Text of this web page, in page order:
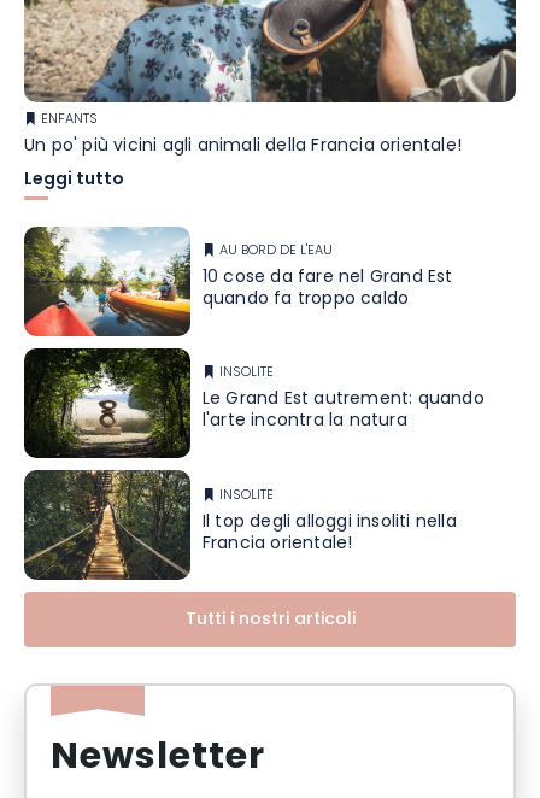
ENFANTS
Un po' più vicini agli animali della Francia orientale!
Leggi tutto
AU BORD DE L'EAU
10 cose da fare nel Grand Est
quando fa troppo caldo
INSOLITE
Le Grand Est autrement: quando
l'arte incontra la natura
INSOLITE
Il top degli alloggi insoliti nella
Francia orientale!
Tutti i nostri articoli
Newsletter